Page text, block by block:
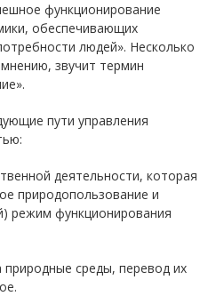
функционирование
обеспечивающих
людей». Несколько
звучит термин
пути управления
деятельности, которая
природопользование и
режим функционирования
природные среды, перевод их